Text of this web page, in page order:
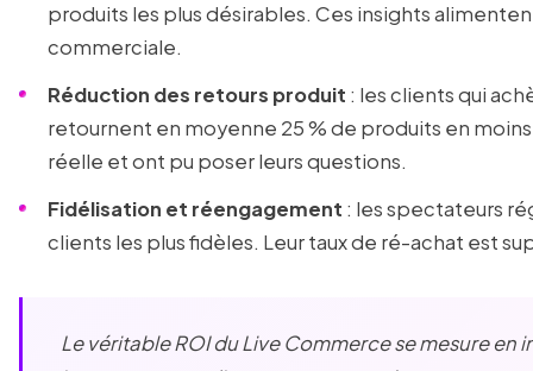
produits les plus désirables. Ces insights
commerciale.
Réduction des retours produit : les clients qui
retournent en moyenne 25 % de produits en
réelle et ont pu poser leurs questions.
Fidélisation et réengagement : les spectateurs
clients les plus fidèles. Leur taux de ré-achat est
Le véritable ROI du Live Commerce se mesure en